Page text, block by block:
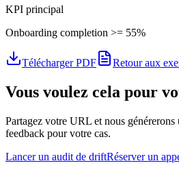
KPI principal
Onboarding completion >= 55%
Télécharger PDF Retour aux
Vous voulez cela pour
Partagez votre URL et nous
feedback pour votre cas.
Lancer un audit de driftRéserver un